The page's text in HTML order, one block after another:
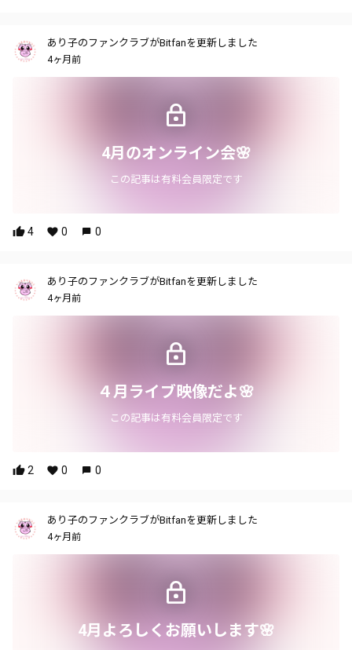
あり子のファンクラブがBitfanを更新しました
4ヶ月前
4月のオンライン会🌸
この記事は有料会員限定です
4 0 0
あり子のファンクラブがBitfanを更新しました
4ヶ月前
４月ライブ映像だよ🌸
この記事は有料会員限定です
2 0 0
あり子のファンクラブがBitfanを更新しました
4ヶ月前
4月よろしくお願いします🌸